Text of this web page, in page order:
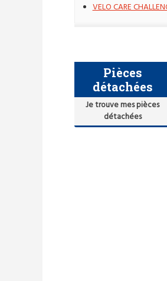
VELO CARE
Pièces
détachées
Je trouve mes pièces
détachées